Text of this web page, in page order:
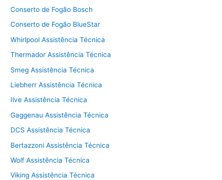
Conserto de Fogão Bosch
Conserto de Fogão BlueStar
Whirlpool Assistência Técnica
Thermador Assistência Técnica
Smeg Assistência Técnica
Liebherr Assistência Técnica
Ilve Assistência Técnica
Gaggenau Assistência Técnica
DCS Assistência Técnica
Bertazzoni Assistência Técnica
Wolf Assistência Técnica
Viking Assistência Técnica